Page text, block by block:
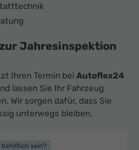
Jahresinspektion
Ihren Termin bei Autoflex24
lassen Sie Ihr Fahrzeug
Wir sorgen dafür, dass Sie
unterwegs bleiben.
behilflich sein?